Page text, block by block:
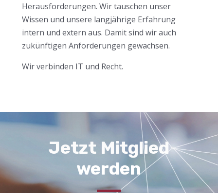
Herausforderungen. Wir tauschen unser
Wissen und unsere langjährige Erfahrung
intern und extern aus. Damit sind wir auch
zukünftigen Anforderungen gewachsen.
Wir verbinden IT und Recht.
Jetzt Mitglied
werden